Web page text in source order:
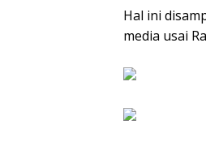
Hal ini
media usai